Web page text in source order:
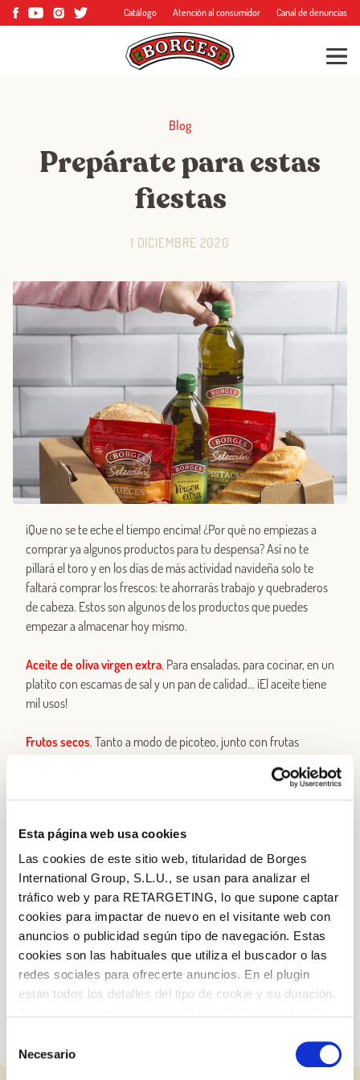
Esta página web usa cookies
Las cookies de este sitio web, titularidad de Borges
International Group, S.L.U., se usan para analizar el
tráfico web y para RETARGETING, lo que supone captar
cookies para impactar de nuevo en el visitante web con
anuncios o publicidad según tipo de navegación. Estas
cookies son las habituales que utiliza el buscador o las
redes sociales para ofrecerte anuncios. En el plugin
están todos los detalles del tipo de cookie y su duración.
la web aparece cómo evitar las cookies en el navegador.
Si se desea ver otra vez esta notificación navegar en
Necesario
Catálogo Atención al consumidor Canal de denuncias
Blog
Prepárate para estas
fiestas
1 DICIEMBRE 2020
¡Que no se te eche el tiempo encima! ¿Por qué no empiezas a
comprar ya algunos productos para tu despensa? Así no te
pillará el toro y en los días de más actividad navideña solo te
faltará comprar los frescos: te ahorrarás trabajo y quebraderos
de cabeza. Estos son algunos de los productos que puedes
empezar a almacenar hoy mismo.
Aceite de oliva virgen extra. Para ensaladas, para cocinar, en un
platito con escamas de sal y un pan de calidad… ¡El aceite tiene
mil usos!
Frutos secos. Tanto a modo de picoteo, junto con frutas
Puedes añadir un puñado a las ensaladas, usarlos en postres y
panadería o combinarlos con carnes. ¡Imprescindibles!
Pan ¡Pues claro que sí! Compra el que más te guste, guárdalo en
el congelador y olvídate de tener que salir pitando a comprarlo
el día D.
Vinos.Es un buen momento para ir fijándote en las ofertas y
comprar por adelantado los vinos y licores que servirás en
Navidad. No lo olvides: no dejes para mañana lo que puedas
hacer hoy.
Log in with Google